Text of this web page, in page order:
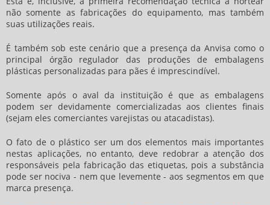
não somente as fabricações do equipamento, mas também
suas utilizações reais.
É também sob este cenário que a presença da Anvisa como o
principal órgão regulador das produções de embalagens
plásticas personalizadas para pães é imprescindível.
Somente após o aval da instituição é que as embalagens
podem ser devidamente comercializadas aos clientes finais
(sejam eles comerciantes varejistas ou atacadistas).
O fato de o plástico ser um dos elementos mais importantes
nestas aplicações, no entanto, deve redobrar a atenção dos
responsáveis pela fabricação das etiquetas, pois a substância
pode ser nociva - nem que levemente - aos segmentos em que
marca presença.